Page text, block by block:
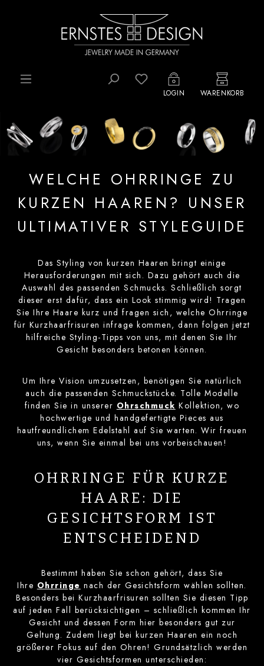
Zum Hauptinhalt springen
Du hast 0 Produkte auf
LOGIN WARENKORB
WELCHE OHRRINGE ZU
KURZEN HAAREN? UNSER
ULTIMATIVER STYLEGUIDE
Das Styling von kurzen Haaren bringt einige
Herausforderungen mit sich. Dazu gehört auch die
Auswahl des passenden Schmucks. Schließlich sorgt
dieser erst dafür, dass ein Look stimmig wird! Tragen
Sie Ihre Haare kurz und fragen sich, welche Ohrringe
für Kurzhaarfrisuren infrage kommen, dann folgen jetzt
hilfreiche Styling-Tipps von uns, mit denen Sie Ihr
Gesicht besonders betonen können.
Um Ihre Vision umzusetzen, benötigen Sie natürlich
auch die passenden Schmuckstücke. Tolle Modelle
finden Sie in unserer Ohrschmuck Kollektion, wo
hochwertige und handgefertigte Pieces aus
hautfreundlichem Edelstahl auf Sie warten. Wir freuen
uns, wenn Sie einmal bei uns vorbeischauen!
OHRRINGE FÜR KURZE
HAARE: DIE
GESICHTSFORM IST
ENTSCHEIDEND
Bestimmt haben Sie schon gehört, dass Sie
Ihre Ohrringe nach der Gesichtsform wählen sollten.
Besonders bei Kurzhaarfrisuren sollten Sie diesen Tipp
auf jeden Fall berücksichtigen – schließlich kommen Ihr
Gesicht und dessen Form hier besonders gut zur
Geltung. Zudem liegt bei kurzen Haaren ein noch
größerer Fokus auf den Ohren! Grundsätzlich werden
vier Gesichtsformen unterschieden: